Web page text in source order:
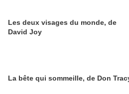
Les deux visages du monde, de
David Joy
La bête qui sommeille, de Don